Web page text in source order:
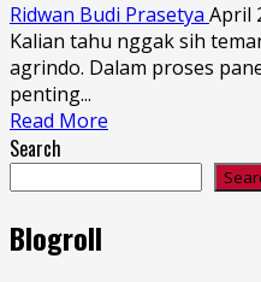
Ridwan Budi Prasetya April
Kalian tahu nggak sih
agrindo. Dalam proses
penting...
Read More
Search
Blogroll